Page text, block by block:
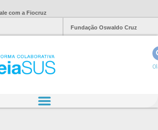
com a Fiocruz
Fundação Oswaldo Cruz